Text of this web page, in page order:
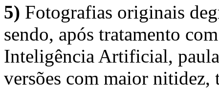
5) Fotografias originais
sendo, após tratamento
Inteligência Artificial,
versões com maior nitidez,